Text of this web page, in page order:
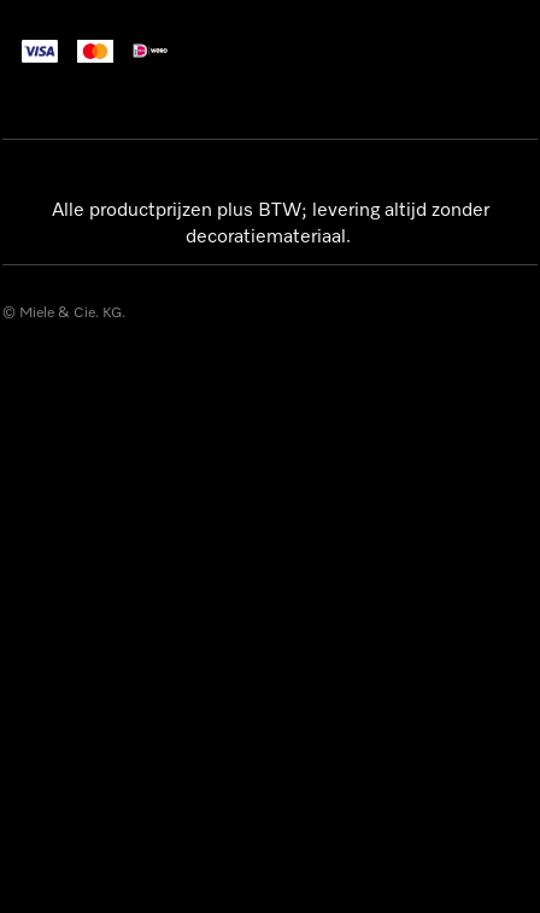
Alle productprijzen plus BTW; levering altijd zonder
decoratiemateriaal.
© Miele & Cie. KG.